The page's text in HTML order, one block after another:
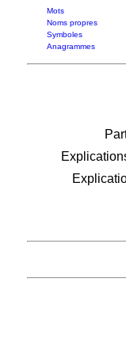
Mots
Noms propres
Symboles
Anagrammes